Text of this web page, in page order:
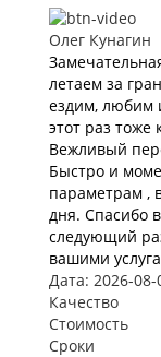
Олег Кунагин
летаем за
ездим, любим
этот раз тоже
Вежливый
Быстро и
параметрам ,
дня. Спасибо
следующий
вашими
Дата: 2026-08-
Качество
Стоимость
Сроки